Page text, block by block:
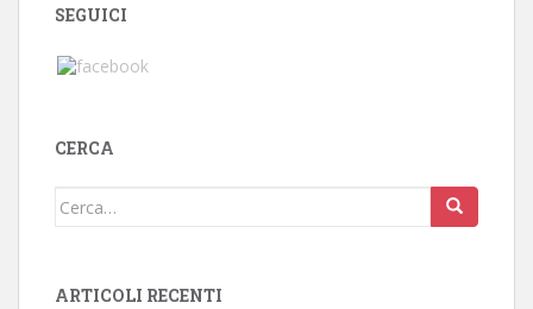
SEGUICI
CERCA
Cerca:
ARTICOLI RECENTI